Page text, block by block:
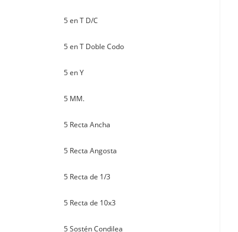
5 en T D/C
5 en T Doble Codo
5 en Y
5 MM.
5 Recta Ancha
5 Recta Angosta
5 Recta de 1/3
5 Recta de 10x3
5 Sostén Condilea